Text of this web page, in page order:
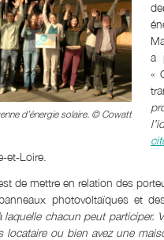
d’énergie solaire. © Cowatt
a
«
et-Loire.
de mettre en relation des
photovoltaïques et
laquelle chacun peut
locataire ou bien avez une